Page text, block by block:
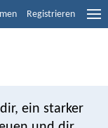
Registrieren
ein starker